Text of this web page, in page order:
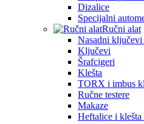
Dizalice
Specijalni
Ručni alat
Nasadni ključevi
Ključevi
Šrafcigeri
Klešta
TORX i imbus
Ručne testere
Makaze
Heftalice i klešta